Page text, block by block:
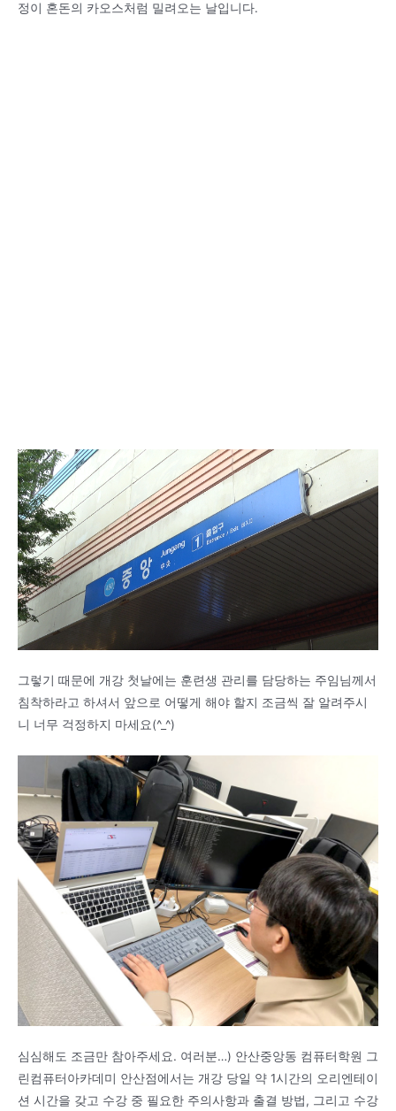
정이 혼돈의 카오스처럼 밀려오는 날입니다.
그렇기 때문에 개강 첫날에는 훈련생 관리를 담당하는 주임님께서
침착하라고 하셔서 앞으로 어떻게 해야 할지 조금씩 잘 알려주시
니 너무 걱정하지 마세요(^_^)
심심해도 조금만 참아주세요. 여러분…) 안산중앙동 컴퓨터학원 그
린컴퓨터아카데미 안산점에서는 개강 당일 약 1시간의 오리엔테이
션 시간을 갖고 수강 중 필요한 주의사항과 출결 방법, 그리고 수강